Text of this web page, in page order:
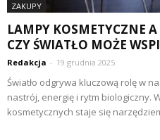
ZAKUPY
LAMPY KOSMETYCZNE
CZY ŚWIATŁO MOŻE
Redakcja - 19 grudnia 2025
Światło odgrywa kluczową rolę w
nastrój, energię i rytm biologiczny.
kosmetycznych staje się